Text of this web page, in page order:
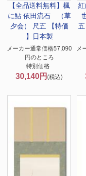
【全品送料無料】 楓
に鮎 依田流石 （草
夕会） 尺五 【特価
】日本製
メーカー通常価格57,090
円のところ
特別価格
30,140円(税込)
メ